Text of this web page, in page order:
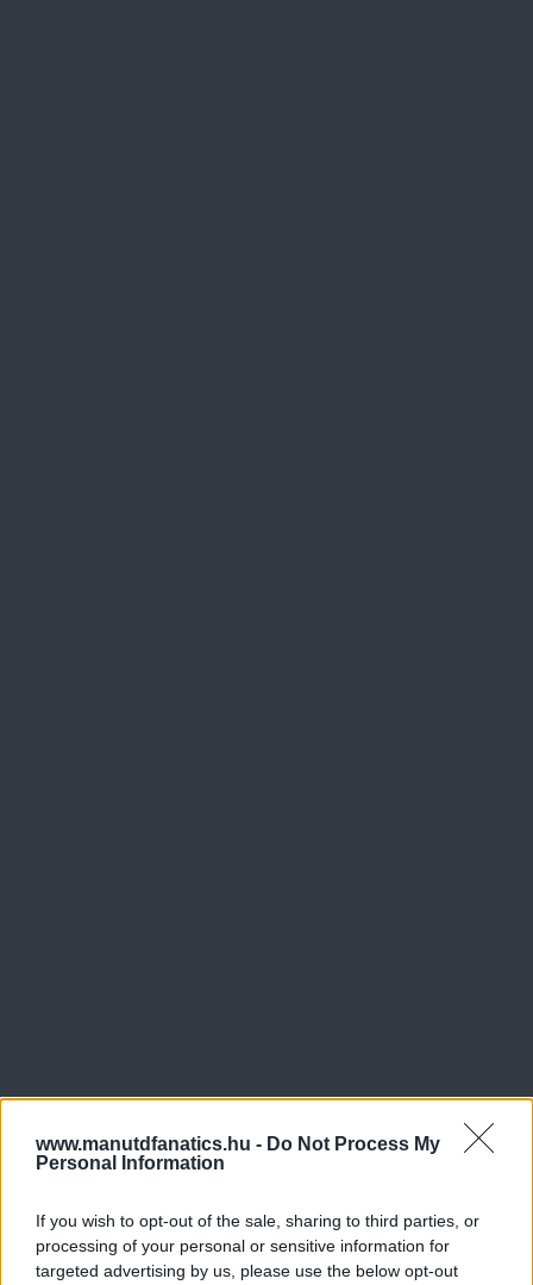
www.manutdfanatics.hu - Do Not Process My
Personal Information
If you wish to opt-out of the sale, sharing to third parties, or
processing of your personal or sensitive information for
targeted advertising by us, please use the below opt-out